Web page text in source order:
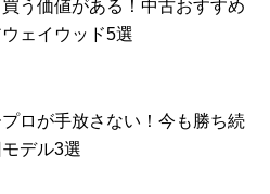
う価値がある！中古おすすめ
ェイウッド5選
ロが手放さない！今も勝ち続
デル3選